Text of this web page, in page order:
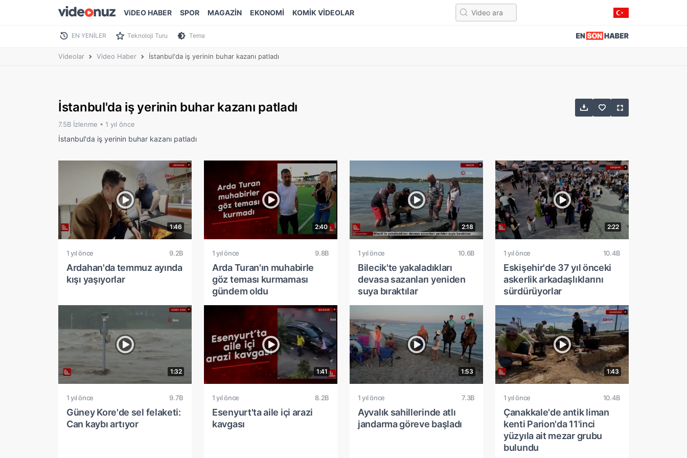
ViDEO HABER SPOR MAGAZİN EKONOMİ KOMİK VİDEOLAR
EN YENİLER Teknoloji Turu Tema
Videolar Video Haber İstanbul'da iş yerinin buhar kazanı patladı
İstanbul'da iş yerinin buhar kazanı patladı
7.5B İzlenme • 1 yıl önce
İstanbul'da iş yerinin buhar kazanı patladı
1:46
1 yıl önce 9.2B
Ardahan'da temmuz ayında
kışı yaşıyorlar
2:40
1 yıl önce 9.8B
Arda Turan'ın muhabirle
göz teması kurmaması
gündem oldu
2:18
1 yıl önce 10.6B
Bilecik'te yakaladıkları
devasa sazanları yeniden
suya bıraktılar
2:22
1 yıl önce 10.4B
Eskişehir'de 37 yıl önceki
askerlik arkadaşlıklarını
sürdürüyorlar
1:32
1 yıl önce 9.7B
Güney Kore'de sel felaketi:
Can kaybı artıyor
1:41
1 yıl önce 8.2B
Esenyurt'ta aile içi arazi
kavgası
1:53
1 yıl önce 7.3B
Ayvalık sahillerinde atlı
jandarma göreve başladı
1:43
1 yıl önce 10.4B
Çanakkale'de antik liman
kenti Parion'da 11'inci
yüzyıla ait mezar grubu
bulundu